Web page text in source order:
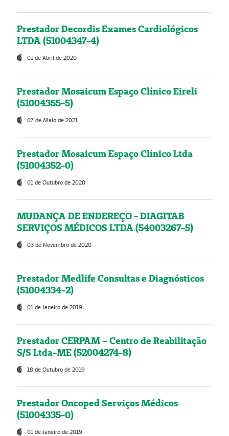
Prestador Decordis Exames Cardiológicos
LTDA (51004347-4)
01 de Abril de 2020
Prestador Mosaicum Espaço Clínico Eireli
(51004355-5)
07 de Maio de 2021
Prestador Mosaicum Espaço Clínico Ltda
(51004352-0)
01 de Outubro de 2020
MUDANÇA DE ENDEREÇO - DIAGITAB
SERVIÇOS MÉDICOS LTDA (54003267-5)
03 de Novembro de 2020
Prestador Medlife Consultas e Diagnósticos
(51004334-2)
01 de Janeiro de 2019
Prestador CERPAM – Centro de Reabilitação
S/S Ltda-ME (52004274-8)
18 de Outubro de 2019
Prestador Oncoped Serviços Médicos
(51004335-0)
01 de Janeiro de 2019